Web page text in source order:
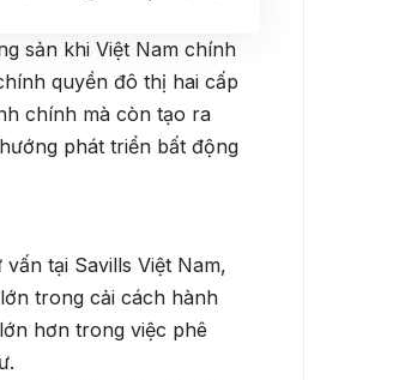
sản khi Việt Nam chính
quyền đô thị hai cấp
chính mà còn tạo ra
phát triển bất động
tại Savills Việt Nam,
trong cải cách hành
hơn trong việc phê